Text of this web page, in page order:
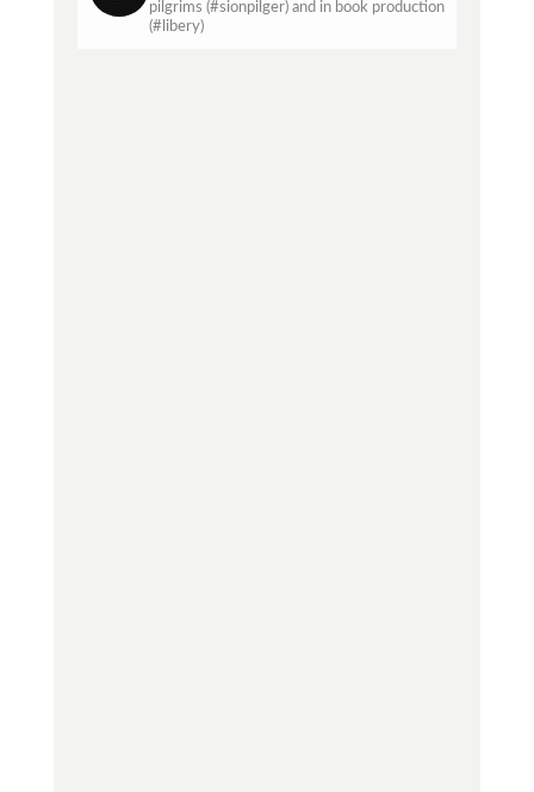
pilgrims (#sionpilger) and in book production
(#libery)